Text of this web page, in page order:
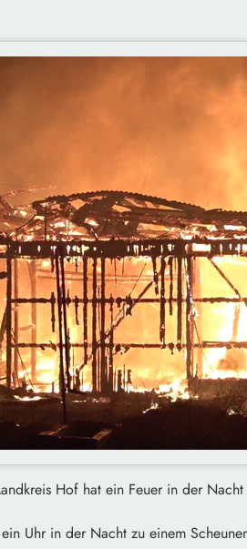
Hof hat ein Feuer in der
Uhr in der Nacht zu einem